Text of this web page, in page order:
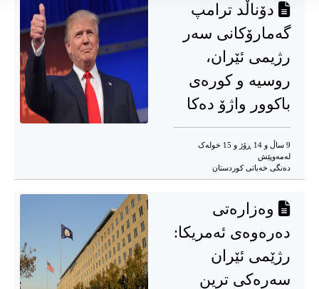
دۆناڵد ترامپ
گەمارۆکانی سەر
رژیمی ئێران،
روسیە و کورەی
باکوور واژۆ دەکا
9 ساڵ و 14 ڕۆژ و 15 خوله‌ک
له‌مه‌وپێش‌
دەنگی خەباتی کوردستان
وەزارەتی
دەرەوەی ئەمریکا:
رژێمی ئێران
سەرەکی ترین